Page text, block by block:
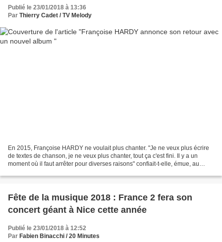
Publié le 23/01/2018 à 13:36
Par Thierry Cadet / TV Melody
En 2015, Françoise HARDY ne voulait plus chanter. "Je ne veux plus écrire
de textes de chanson, je ne veux plus chanter, tout ça c'est fini. Il y a un
moment où il faut arrêter pour diverses raisons" confiait-t-elle, émue, au
Fête de la musique 2018 : France 2 fera son
concert géant à Nice cette année
Publié le 23/01/2018 à 12:52
Par Fabien Binacchi / 20 Minutes